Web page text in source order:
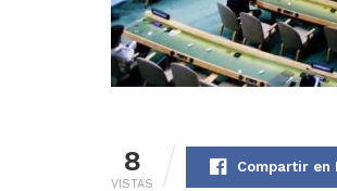
8
VISTAS
Compartir en